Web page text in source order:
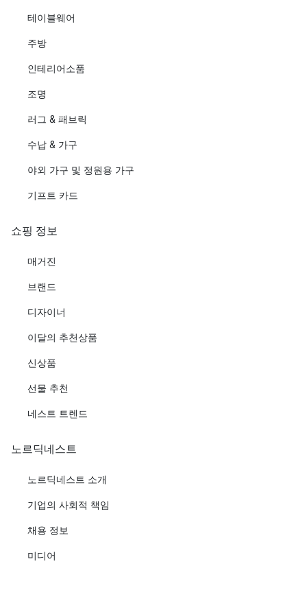
테이블웨어
주방
인테리어소품
조명
러그 & 패브릭
수납 & 가구
야외 가구 및 정원용 가구
기프트 카드
쇼핑 정보
매거진
브랜드
디자이너
이달의 추천상품
신상품
선물 추천
네스트 트렌드
노르딕네스트
노르딕네스트 소개
기업의 사회적 책임
채용 정보
미디어